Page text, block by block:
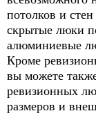
потолков и
скрытые люки
алюминиевые
Кроме
вы можете
ревизионных
размеров и